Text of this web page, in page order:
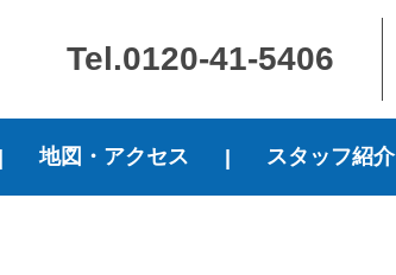
Tel.0120-41-5406
地図・アクセス スタッフ紹介